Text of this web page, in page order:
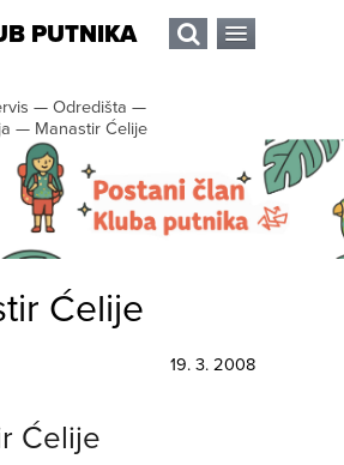
PUTNIKA
— Odredišta —
— Manastir Ćelije
Ćelije
19. 3. 2008
Ćelije